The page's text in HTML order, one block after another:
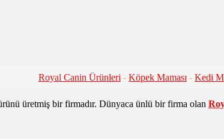
Royal Canin Ürünleri - Köpek Maması - Kedi
üretmiş bir firmadır. Dünyaca ünlü bir firma olan